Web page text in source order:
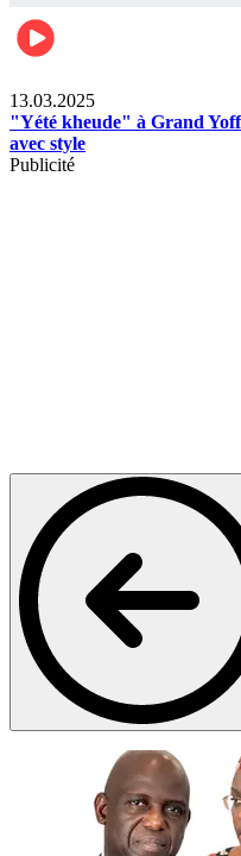
13.03.2025
"Yété kheude" à Grand
avec style
Publicité